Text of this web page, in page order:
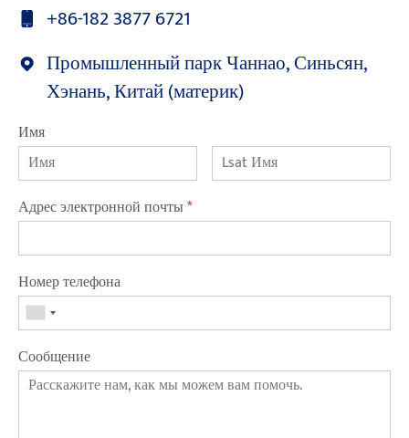
+86-182 3877 6721
Промышленный парк Чаннао, Синьсян,
Хэнань, Китай (материк)
Имя
Адрес электронной почты*
Номер телефона
Сообщение